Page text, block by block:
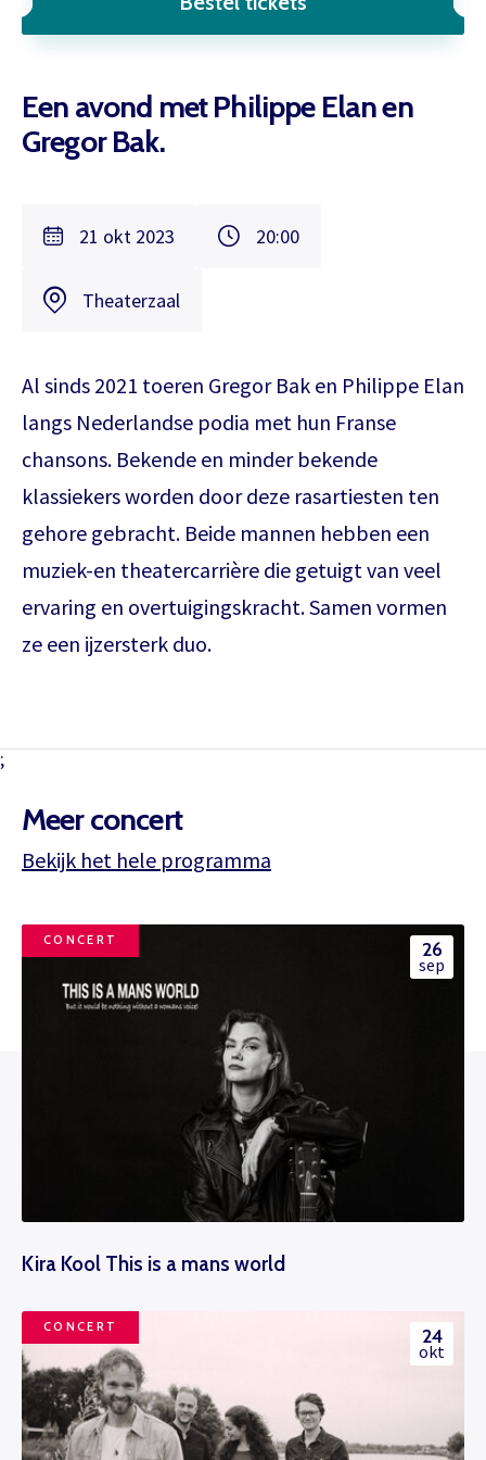
Een avond met Philippe Elan en
Gregor Bak.
21 okt 2023 20:00
Theaterzaal
Al sinds 2021 toeren Gregor Bak en Philippe Elan
langs Nederlandse podia met hun Franse
chansons. Bekende en minder bekende
klassiekers worden door deze rasartiesten ten
gehore gebracht. Beide mannen hebben een
muziek-en theatercarrière die getuigt van veel
ervaring en overtuigingskracht. Samen vormen
ze een ijzersterk duo.
;
Meer concert
Bekijk het hele programma
CONCERT 26
sep
Kira Kool This is a mans world
CONCERT 24
okt